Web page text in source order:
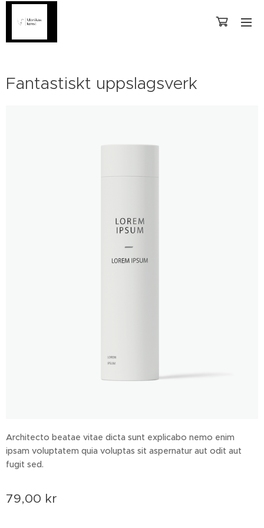
Fantastiskt uppslagsverk
Architecto beatae vitae dicta sunt explicabo nemo enim
ipsam voluptatem quia voluptas sit aspernatur aut odit aut
fugit sed.
79,00 kr